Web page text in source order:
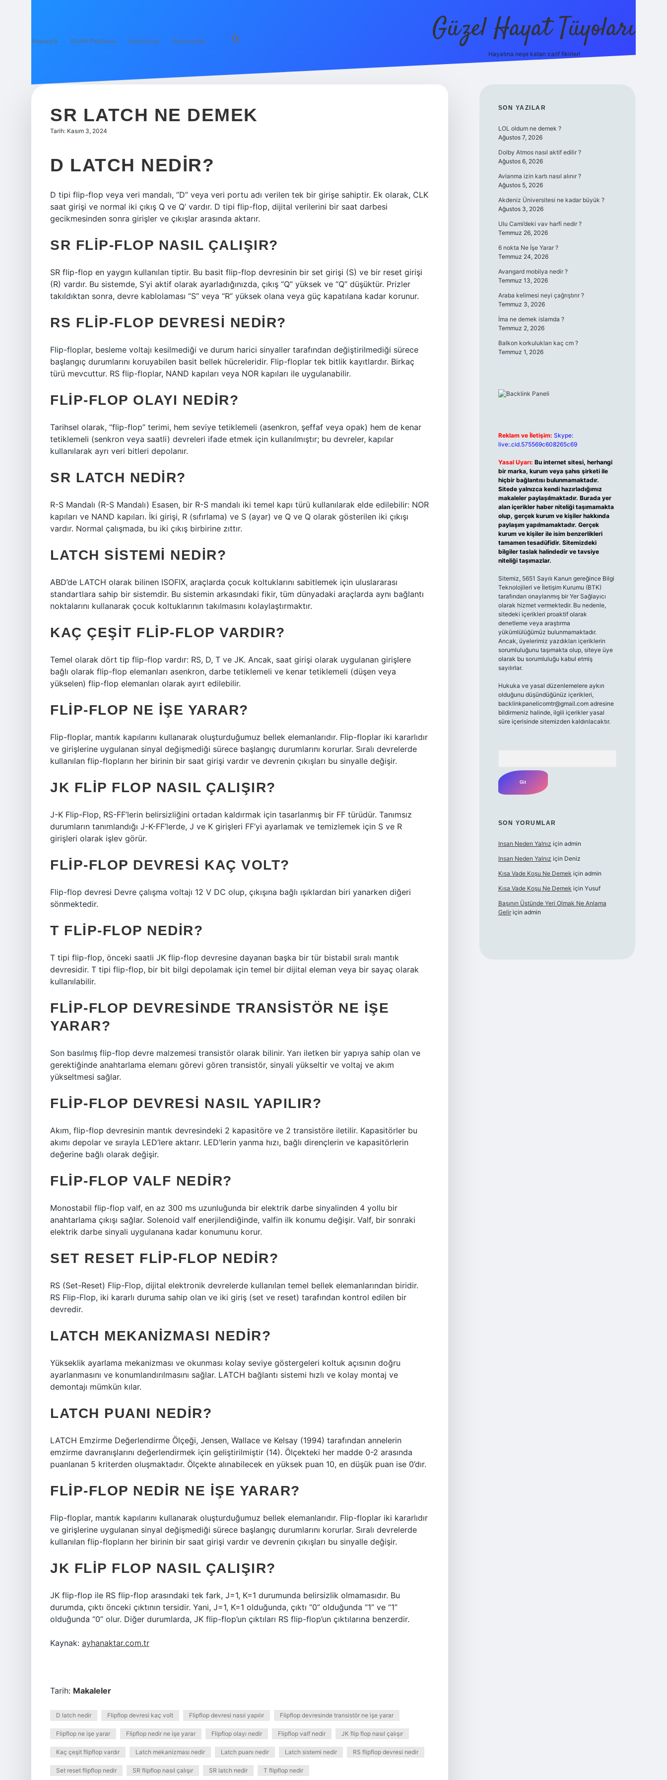
Anasayfa Gizlilik Politikası Yasal Uyarı Hakkımızda Güzel Hayat Tüyoları
Hayatına neşe katan zarif fikirler!
SR LATCH NE DEMEK
Tarih: Kasım 3, 2024
D LATCH NEDIR?
D tipi flip-flop veya veri mandalı, “D” veya veri portu adı verilen tek bir girişe sahiptir. Ek olarak, CLK
saat girişi ve normal iki çıkış Q ve Q’ vardır. D tipi flip-flop, dijital verilerini bir saat darbesi
gecikmesinden sonra girişler ve çıkışlar arasında aktarır.
SR FLIP-FLOP NASIL ÇALIŞIR?
SR flip-flop en yaygın kullanılan tiptir. Bu basit flip-flop devresinin bir set girişi (S) ve bir reset girişi
(R) vardır. Bu sistemde, S’yi aktif olarak ayarladığınızda, çıkış “Q” yüksek ve “Q” düşüktür. Prizler
takıldıktan sonra, devre kablolaması “S” veya “R” yüksek olana veya güç kapatılana kadar korunur.
RS FLIP-FLOP DEVRESI NEDIR?
Flip-floplar, besleme voltajı kesilmediği ve durum harici sinyaller tarafından değiştirilmediği sürece
başlangıç ​​durumlarını koruyabilen basit bellek hücreleridir. Flip-floplar tek bitlik kayıtlardır. Birkaç
türü mevcuttur. RS flip-floplar, NAND kapıları veya NOR kapıları ile uygulanabilir.
FLIP-FLOP OLAYI NEDIR?
Tarihsel olarak, “flip-flop” terimi, hem seviye tetiklemeli (asenkron, şeffaf veya opak) hem de kenar
tetiklemeli (senkron veya saatli) devreleri ifade etmek için kullanılmıştır; bu devreler, kapılar
kullanılarak ayrı veri bitleri depolanır.
SR LATCH NEDIR?
R-S Mandalı (R-S Mandalı) Esasen, bir R-S mandalı iki temel kapı türü kullanılarak elde edilebilir: NOR
kapıları ve NAND kapıları. İki girişi, R (sıfırlama) ve S (ayar) ve Q ve Q olarak gösterilen iki çıkışı
vardır. Normal çalışmada, bu iki çıkış birbirine zıttır.
LATCH SISTEMI NEDIR?
ABD’de LATCH olarak bilinen ISOFIX, araçlarda çocuk koltuklarını sabitlemek için uluslararası
standartlara sahip bir sistemdir. Bu sistemin arkasındaki fikir, tüm dünyadaki araçlarda aynı bağlantı
noktalarını kullanarak çocuk koltuklarının takılmasını kolaylaştırmaktır.
KAÇ ÇEŞIT FLIP-FLOP VARDIR?
Temel olarak dört tip flip-flop vardır: RS, D, T ve JK. Ancak, saat girişi olarak uygulanan girişlere
bağlı olarak flip-flop elemanları asenkron, darbe tetiklemeli ve kenar tetiklemeli (düşen veya
yükselen) flip-flop elemanları olarak ayırt edilebilir.
FLIP-FLOP NE IŞE YARAR?
Flip-floplar, mantık kapılarını kullanarak oluşturduğumuz bellek elemanlarıdır. Flip-floplar iki kararlıdır
ve girişlerine uygulanan sinyal değişmediği sürece başlangıç ​​durumlarını korurlar. Sıralı devrelerde
kullanılan flip-flopların her birinin bir saat girişi vardır ve devrenin çıkışları bu sinyalle değişir.
JK FLIP FLOP NASIL ÇALIŞIR?
J-K Flip-Flop, RS-FF’lerin belirsizliğini ortadan kaldırmak için tasarlanmış bir FF türüdür. Tanımsız
durumların tanımlandığı J-K-FF’lerde, J ve K girişleri FF’yi ayarlamak ve temizlemek için S ve R
girişleri olarak işlev görür.
FLIP-FLOP DEVRESI KAÇ VOLT?
Flip-flop devresi Devre çalışma voltajı 12 V DC olup, çıkışına bağlı ışıklardan biri yanarken diğeri
sönmektedir.
T FLIP-FLOP NEDIR?
T tipi flip-flop, önceki saatli JK flip-flop devresine dayanan başka bir tür bistabil sıralı mantık
devresidir. T tipi flip-flop, bir bit bilgi depolamak için temel bir dijital eleman veya bir sayaç olarak
kullanılabilir.
FLIP-FLOP DEVRESINDE TRANSISTÖR NE IŞE
YARAR?
Son basılmış flip-flop devre malzemesi transistör olarak bilinir. Yarı iletken bir yapıya sahip olan ve
gerektiğinde anahtarlama elemanı görevi gören transistör, sinyali yükseltir ve voltaj ve akım
yükseltmesi sağlar.
FLIP-FLOP DEVRESI NASIL YAPILIR?
Akım, flip-flop devresinin mantık devresindeki 2 kapasitöre ve 2 transistöre iletilir. Kapasitörler bu
akımı depolar ve sırayla LED’lere aktarır. LED’lerin yanma hızı, bağlı dirençlerin ve kapasitörlerin
değerine bağlı olarak değişir.
FLIP-FLOP VALF NEDIR?
Monostabil flip-flop valf, en az 300 ms uzunluğunda bir elektrik darbe sinyalinden 4 yollu bir
anahtarlama çıkışı sağlar. Solenoid valf enerjilendiğinde, valfin ilk konumu değişir. Valf, bir sonraki
elektrik darbe sinyali uygulanana kadar konumunu korur.
SET RESET FLIP-FLOP NEDIR?
RS (Set-Reset) Flip-Flop, dijital elektronik devrelerde kullanılan temel bellek elemanlarından biridir.
RS Flip-Flop, iki kararlı duruma sahip olan ve iki giriş (set ve reset) tarafından kontrol edilen bir
devredir.
LATCH MEKANIZMASI NEDIR?
Yükseklik ayarlama mekanizması ve okunması kolay seviye göstergeleri koltuk açısının doğru
ayarlanmasını ve konumlandırılmasını sağlar. LATCH bağlantı sistemi hızlı ve kolay montaj ve
demontajı mümkün kılar.
LATCH PUANI NEDIR?
LATCH Emzirme Değerlendirme Ölçeği, Jensen, Wallace ve Kelsay (1994) tarafından annelerin
emzirme davranışlarını değerlendirmek için geliştirilmiştir (14). Ölçekteki her madde 0-2 arasında
puanlanan 5 kriterden oluşmaktadır. Ölçekte alınabilecek en yüksek puan 10, en düşük puan ise 0’dır.
FLIP-FLOP NEDIR NE IŞE YARAR?
Flip-floplar, mantık kapılarını kullanarak oluşturduğumuz bellek elemanlarıdır. Flip-floplar iki kararlıdır
ve girişlerine uygulanan sinyal değişmediği sürece başlangıç ​​durumlarını korurlar. Sıralı devrelerde
kullanılan flip-flopların her birinin bir saat girişi vardır ve devrenin çıkışları bu sinyalle değişir.
JK FLIP FLOP NASIL ÇALIŞIR?
JK flip-flop ile RS flip-flop arasındaki tek fark, J=1, K=1 durumunda belirsizlik olmamasıdır. Bu
durumda, çıktı önceki çıktının tersidir. Yani, J=1, K=1 olduğunda, çıktı “0” olduğunda “1” ve “1”
olduğunda “0” olur. Diğer durumlarda, JK flip-flop’un çıktıları RS flip-flop’un çıktılarına benzerdir.
Kaynak: ayhanaktar.com.tr
Tarih: Makaleler
D latch nedir Flipflop devresi kaç volt Flipflop devresi nasıl yapılır Flipflop devresinde transistör ne işe yarar
Flipflop ne işe yarar Flipflop nedir ne işe yarar Flipflop olayı nedir Flipflop valf nedir JK flip flop nasıl çalışır
Kaç çeşit flipflop vardır Latch mekanizması nedir Latch puanı nedir Latch sistemi nedir RS flipflop devresi nedir
Set reset flipflop nedir SR flipflop nasıl çalışır SR latch nedir T flipflop nedir
SIDEBAR
SON YAZILAR
LOL oldum ne demek ?
Ağustos 7, 2026
Dolby Atmos nasıl aktif edilir ?
Ağustos 6, 2026
Avlanma izin kartı nasıl alınır ?
Ağustos 5, 2026
Akdeniz Üniversitesi ne kadar büyük ?
Ağustos 3, 2026
Ulu Cami’deki vav harfi nedir ?
Temmuz 26, 2026
6 nokta Ne İşe Yarar ?
Temmuz 24, 2026
Avangard mobilya nedir ?
Temmuz 13, 2026
Araba kelimesi neyi çağrıştırır ?
Temmuz 3, 2026
İma ne demek islamda ?
Temmuz 2, 2026
Balkon korkulukları kaç cm ?
Temmuz 1, 2026
Reklam ve İletişim: Skype:
live:.cid.575569c608265c69
Yasal Uyarı: Bu internet sitesi, herhangi
bir marka, kurum veya şahıs şirketi ile
hiçbir bağlantısı bulunmamaktadır.
Sitede yalnızca kendi hazırladığımız
makaleler paylaşılmaktadır. Burada yer
alan içerikler haber niteliği taşımamakta
olup, gerçek kurum ve kişiler hakkında
paylaşım yapılmamaktadır. Gerçek
kurum ve kişiler ile isim benzerlikleri
tamamen tesadüfidir. Sitemizdeki
bilgiler taslak halindedir ve tavsiye
niteliği taşımazlar.
Sitemiz, 5651 Sayılı Kanun gereğince Bilgi
Teknolojileri ve İletişim Kurumu (BTK)
tarafından onaylanmış bir Yer Sağlayıcı
olarak hizmet vermektedir. Bu nedenle,
sitedeki içerikleri proaktif olarak
denetleme veya araştırma
yükümlülüğümüz bulunmamaktadır.
Ancak, üyelerimiz yazdıkları içeriklerin
sorumluluğunu taşımakta olup, siteye üye
olarak bu sorumluluğu kabul etmiş
sayılırlar.
Hukuka ve yasal düzenlemelere aykırı
olduğunu düşündüğünüz içerikleri,
backlinkpanelicomtr@gmail.comadresine
bildirmeniz halinde, ilgili içerikler yasal
süre içerisinde sitemizden kaldırılacaktır.
SON YORUMLAR
Insan Neden Yalnız için admin
Insan Neden Yalnız için Deniz
Kısa Vade Koşu Ne Demek için admin
Kısa Vade Koşu Ne Demek için Yusuf
Başının Üstünde Yeri Olmak Ne Anlama
Geliriçin admin